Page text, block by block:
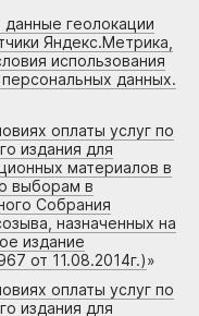
геолокации
Яндекс.Метрика,
использования
данных.
оплаты услуг по
издания для
материалов в
выборам в
Собрания
назначенных на
издание
от 11.08.2014г.)»
оплаты услуг по
издания для